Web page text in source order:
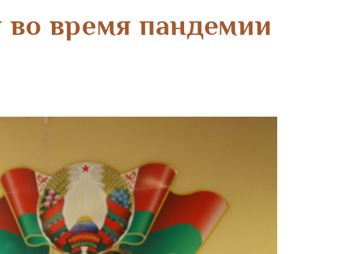
во время пандемии